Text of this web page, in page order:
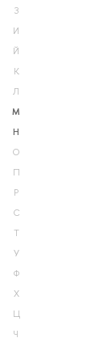
З
И
Й
К
Л
М
Н
О
П
Р
С
Т
У
Ф
Х
Ц
Ч